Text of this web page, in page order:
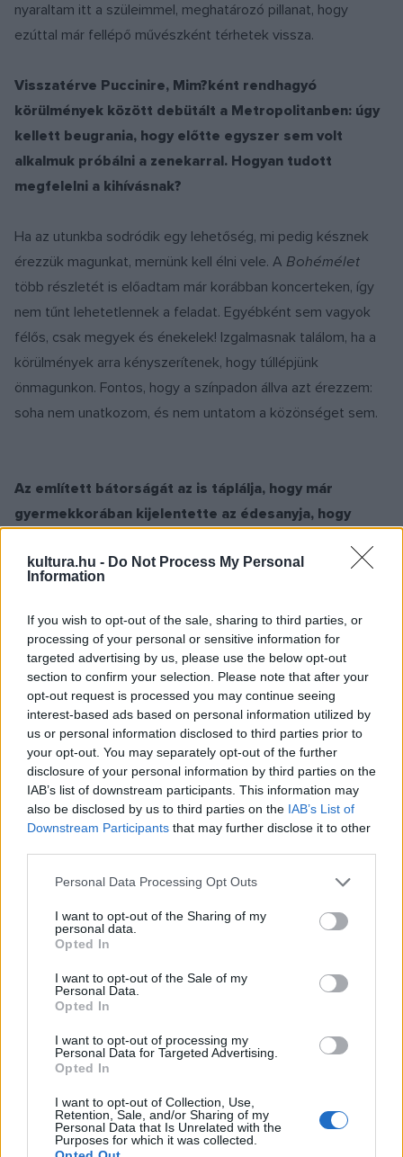
kultura.hu - Do Not Process My Personal
Information
If you wish to opt-out of the sale, sharing to third parties, or
processing of your personal or sensitive information for
targeted advertising by us, please use the below opt-out
section to confirm your selection. Please note that after your
opt-out request is processed you may continue seeing
interest-based ads based on personal information utilized by
us or personal information disclosed to third parties prior to
your opt-out. You may separately opt-out of the further
disclosure of your personal information by third parties on the
IAB’s list of downstream participants. This information may
also be disclosed by us to third parties on the IAB’s List of
Downstream Participants that may further disclose it to other
Please note that this website/app uses one or more Google
not limited to your visit or usage behaviour. You may click to
grant or deny consent to Google and its third-party tags to
use your data for below specified purposes in below Google
consent section.
Personal Data Processing Opt Outs
I want to opt-out of the Sharing of my
personal data.
Opted In
I want to opt-out of the Sale of my
Personal Data.
Opted In
I want to opt-out of processing my
Personal Data for Targeted Advertising.
Opted In
I want to opt-out of Collection, Use,
Retention, Sale, and/or Sharing of my
Personal Data that Is Unrelated with the
Purposes for which it was collected.
nyaraltam itt a szüleimmel, meghatározó pillanat, hogy
ezúttal már fellépő művészként térhetek vissza.
Visszatérve Puccinire, Mim?ként rendhagyó
körülmények között debütált a Metropolitanben: úgy
kellett beugrania, hogy előtte egyszer sem volt
alkalmuk próbálni a zenekarral. Hogyan tudott
megfelelni a kihívásnak?
Ha az utunkba sodródik egy lehetőség, mi pedig késznek
érezzük magunkat, mernünk kell élni vele. A Bohémélet
több részletét is előadtam már korábban koncerteken, így
nem tűnt lehetetlennek a feladat. Egyébként sem vagyok
félős, csak megyek és énekelek! Izgalmasnak találom, ha a
körülmények arra kényszerítenek, hogy túllépjünk
önmagunkon. Fontos, hogy a színpadon állva azt érezzem:
soha nem unatkozom, és nem untatom a közönséget sem.
Az említett bátorságát az is táplálja, hogy már
gyermekkorában kijelentette az édesanyja, hogy
ahogyan a pályája alakult?
Fiatalon felismertem, hogy énekes szeretnék lenni, tizenöt
éves koromban már tudatosan készültem a pályára. Célként
lebegett előttem, hogy ne csak énekeljek, hanem egyfajta
küldetést teljesítsek. Szeretnék példát mutatni az eljövendő
nemzedékeknek, és annak szentelem az életem, hogy
elfeledett vagy kevésbé ismert szerepeket is bemutassak.
Úgy igyekszem megoldani a feladataimat, hogy közben a
zenére és a tizenöt évesen megálmodott missziómra
koncentráljak.
volt a díszvendége. Az általa életre hívott
énekversenyen, az Operalián aratott győzelme az Ön
karrierjének egyik fordulópontja volt. Mentorának
Plácido a közvetlenségével, természetességével, alázatával
példaképemmé vált. Megnyerni az Operaliát hatalmas
lehetőséget jelentett, rengeteg ajtó megnyílt előttem a
szakmában, lehetővé vált, hogy igazán megmutathassam
önmagam. Azelőtt barokk énekesként tartottak számon. Ez
a verseny segített továbblépnem, ebben az értelemben